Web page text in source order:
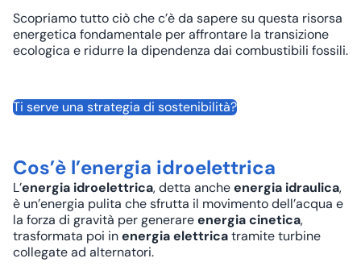
Scopriamo tutto ciò che c’è da sapere su questa risorsa
energetica fondamentale per affrontare la transizione
ecologica e ridurre la dipendenza dai combustibili fossili.
Ti serve una strategia di sostenibilità?
Cos’è l’energia idroelettrica
L’energia idroelettrica, detta ancheenergia idraulica,
è un’energia pulita che sfrutta il movimento dell’acqua e
la forza di gravità per generareenergia cinetica,
trasformata poi inenergia elettricatramite turbine
collegate ad alternatori.